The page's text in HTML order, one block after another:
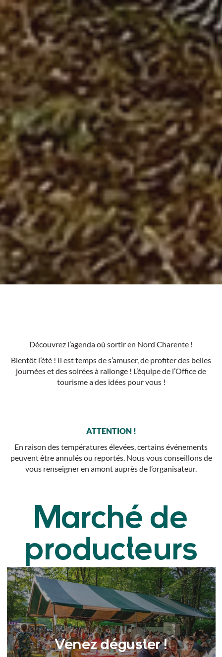
Découvrez l’agenda où sortir en Nord Charente !
Bientôt l’été ! Il est temps de s’amuser, de profiter des belles
journées et des soirées à rallonge ! L’équipe de l’Office de
tourisme a des idées pour vous !
ATTENTION !
En raison des températures élevées, certains événements
peuvent être annulés ou reportés. Nous vous conseillons de
vous renseigner en amont auprès de l’organisateur.
Marché de
producteurs
Venez déguster !